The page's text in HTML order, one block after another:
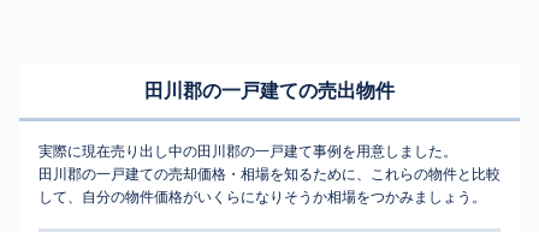
田川郡の一戸建ての売出物件
実際に現在売り出し中の田川郡の一戸建て事例を用意しました。
田川郡の一戸建ての売却価格・相場を知るために、これらの物件と比較
して、自分の物件価格がいくらになりそうか相場をつかみましょう。